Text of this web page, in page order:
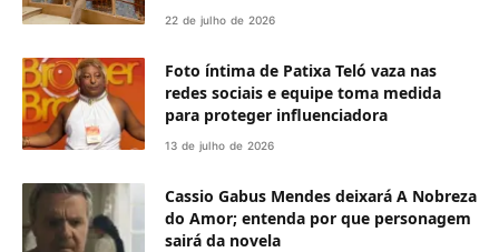
22 de julho de 2026
Foto íntima de Patixa Teló vaza nas
redes sociais e equipe toma medida
para proteger influenciadora
13 de julho de 2026
Cassio Gabus Mendes deixará A Nobreza
do Amor; entenda por que personagem
sairá da novela